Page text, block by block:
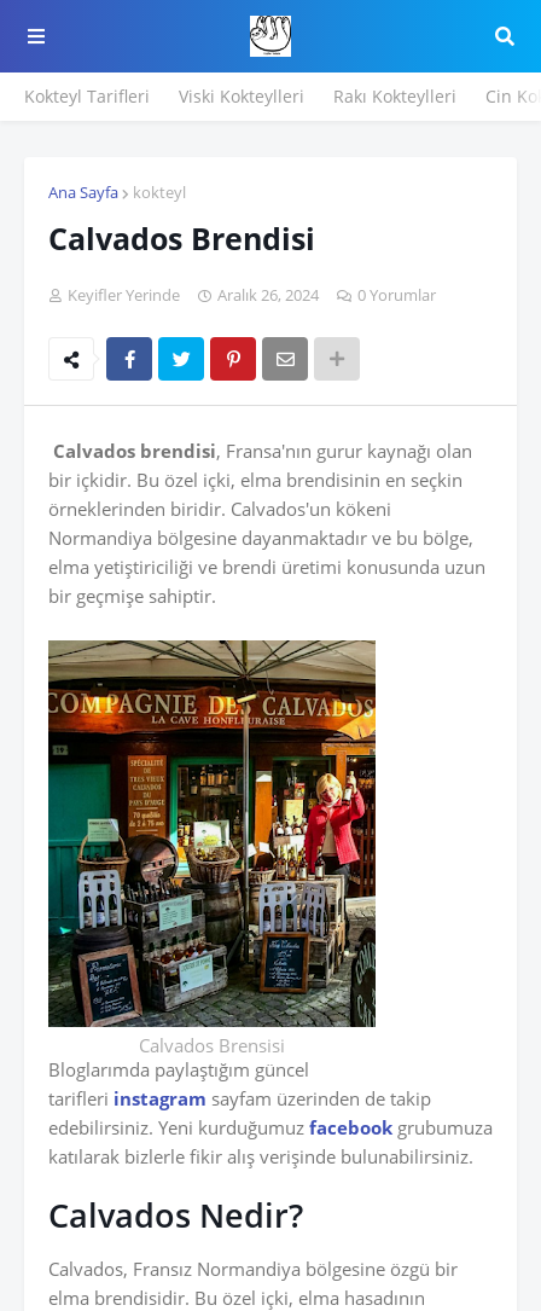
Kokteyl Tarifleri Viski Kokteylleri Rakı Kokteylleri Cin
Ana Sayfa kokteyl
Calvados Brendisi
Keyifler Yerinde Aralık 26, 2024 0 Yorumlar
Calvados brendisi, Fransa'nın gurur kaynağı olan
bir içkidir. Bu özel içki, elma brendisinin en seçkin
örneklerinden biridir. Calvados'un kökeni
Normandiya bölgesine dayanmaktadır ve bu bölge,
elma yetiştiriciliği ve brendi üretimi konusunda uzun
bir geçmişe sahiptir.
Calvados Brensisi
Bloglarımda paylaştığım güncel
tarifleri instagram sayfam üzerinden de takip
edebilirsiniz. Yeni kurduğumuz facebook grubumuza
katılarak bizlerle fikir alış verişinde bulunabilirsiniz.
Calvados Nedir?
Calvados, Fransız Normandiya bölgesine özgü bir
elma brendisidir. Bu özel içki, elma hasadının